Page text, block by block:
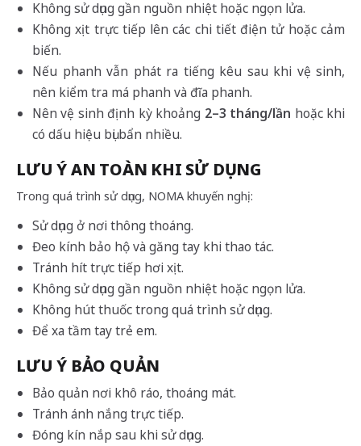
Không sử dụng gần nguồn nhiệt hoặc ngọn lửa.
Không xịt trực tiếp lên các chi tiết điện tử hoặc cảm
biến.
Nếu phanh vẫn phát ra tiếng kêu sau khi vệ sinh,
nên kiểm tra má phanh và đĩa phanh.
Nên vệ sinh định kỳ khoảng 2–3 tháng/lần hoặc khi
có dấu hiệu bụi bẩn nhiều.
LƯU Ý AN TOÀN KHI SỬ DỤNG
Trong quá trình sử dụng, NOMA khuyến nghị:
Sử dụng ở nơi thông thoáng.
Đeo kính bảo hộ và găng tay khi thao tác.
Tránh hít trực tiếp hơi xịt.
Không sử dụng gần nguồn nhiệt hoặc ngọn lửa.
Không hút thuốc trong quá trình sử dụng.
Để xa tầm tay trẻ em.
LƯU Ý BẢO QUẢN
Bảo quản nơi khô ráo, thoáng mát.
Tránh ánh nắng trực tiếp.
Đóng kín nắp sau khi sử dụng.